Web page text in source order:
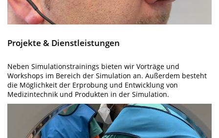
Projekte & Dienstleistungen
Neben Simulationstrainings bieten wir Vorträge und
Workshops im Bereich der Simulation an. Außerdem besteht
die Möglichkeit der Erprobung und Entwicklung von
Medizintechnik und Produkten in der Simulation.